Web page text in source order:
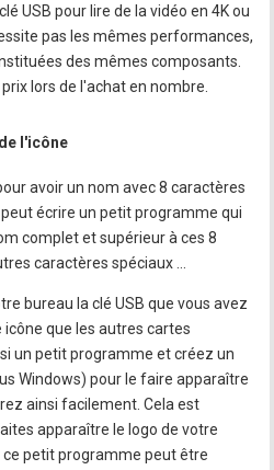
USB pour lire de la vidéo en 4K ou
pas les mêmes performances,
des mêmes composants.
lors de l'achat en nombre.
l'icône
avoir un nom avec 8 caractères
peut écrire un petit programme qui
complet et supérieur à ces 8
caractères spéciaux ...
bureau la clé USB que vous avez
que les autres cartes
un petit programme et créez un
Windows) pour le faire apparaître
ainsi facilement. Cela est
apparaître le logo de votre
ce petit programme peut être